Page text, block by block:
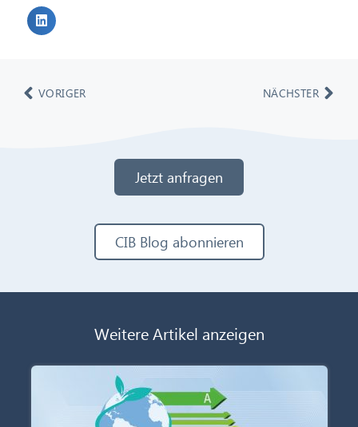
VORIGER NÄCHSTER
Jetzt anfragen
CIB Blog abonnieren
Weitere Artikel anzeigen